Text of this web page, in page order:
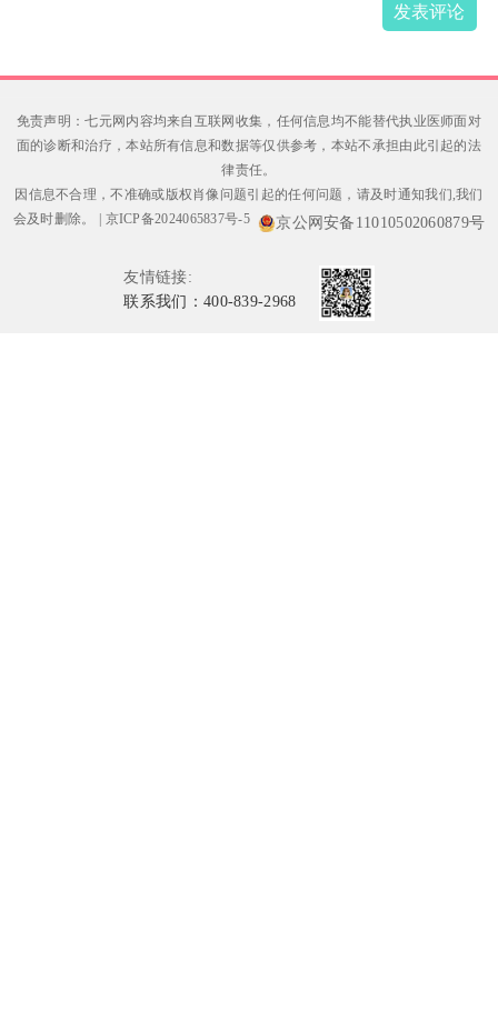
发表评论
免责声明：七元网内容均来自互联网收集，任何信息均不能替代执业医师面对
面的诊断和治疗，本站所有信息和数据等仅供参考，本站不承担由此引起的法
律责任。
因信息不合理，不准确或版权肖像问题引起的任何问题，请及时通知我们,我们
会及时删除。
京ICP备2024065837号-5 京公网安备11010502060879号
友情链接:
联系我们：400-839-2968